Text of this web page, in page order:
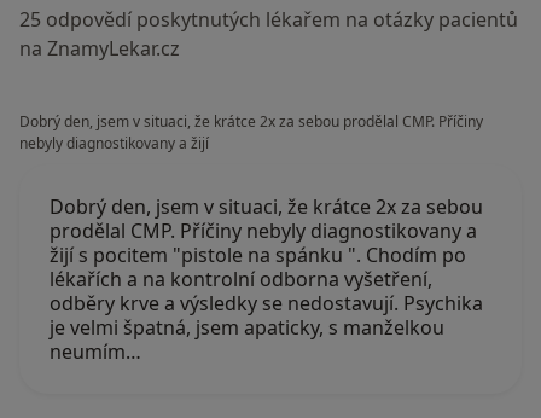
25 odpovědí poskytnutých lékařem na otázky pacientů
na ZnamyLekar.cz
Dobrý den, jsem v situaci, že krátce 2x za sebou prodělal CMP. Příčiny
nebyly diagnostikovany a žijí
Dobrý den, jsem v situaci, že krátce 2x za sebou
prodělal CMP. Příčiny nebyly diagnostikovany a
žijí s pocitem "pistole na spánku ". Chodím po
lékařích a na kontrolní odborna vyšetření,
odběry krve a výsledky se nedostavují. Psychika
je velmi špatná, jsem apaticky, s manželkou
neumím…